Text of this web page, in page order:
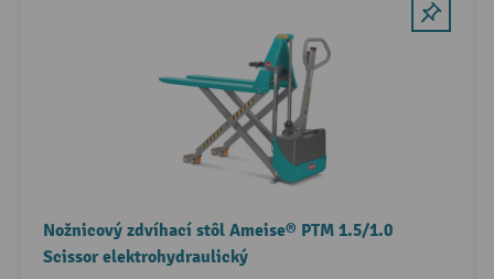
Nožnicový zdvíhací stôl Ameise® PTM 1.5/1.0
Scissor elektrohydraulický